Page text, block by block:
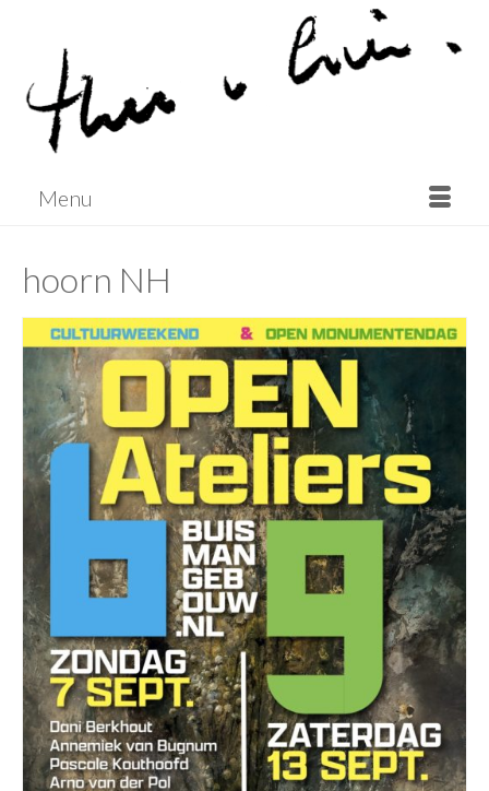
Menu
hoorn NH